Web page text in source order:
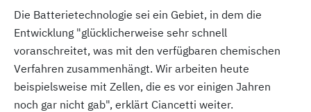
Die Batterietechnologie sei ein Gebiet, in dem die
Entwicklung "glücklicherweise sehr schnell
voranschreitet, was mit den verfügbaren chemischen
Verfahren zusammenhängt. Wir arbeiten heute
beispielsweise mit Zellen, die es vor einigen Jahren
noch gar nicht gab", erklärt Ciancetti weiter.